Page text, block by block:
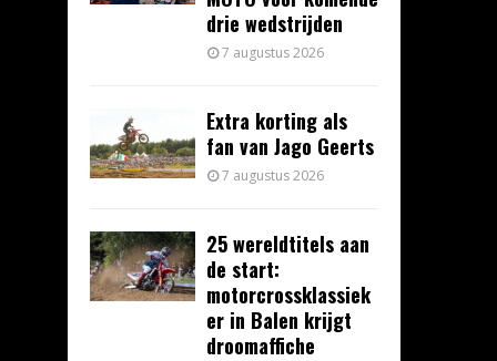
drie wedstrijden
7 augustus 2026
Extra korting als
fan van Jago Geerts
7 augustus 2026
25 wereldtitels aan
de start:
motorcrossklassiek
er in Balen krijgt
droomaffiche